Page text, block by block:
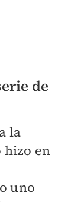
de
la
en
uno